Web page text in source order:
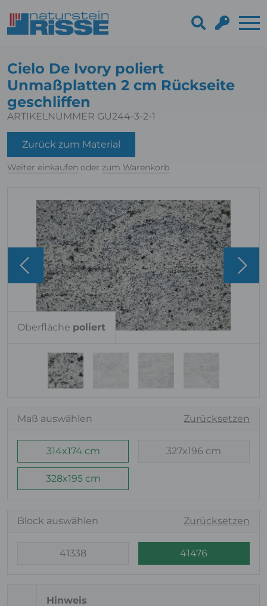
Cielo De Ivory poliert
Unmaßplatten 2 cm Rückseite
geschliffen
ARTIKELNUMMER GU244-3-2-1
Zurück zum Material
Weiter einkaufen oder zum Warenkorb
Oberfläche poliert
Maß auswählen Zurücksetzen
314x174 cm 327x196 cm
328x195 cm
Block auswählen Zurücksetzen
41338 41476